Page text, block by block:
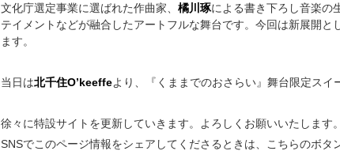
文化庁選定事業に選ばれた作曲家、 橘川琢による書き下ろし音楽の
テイメントなどが融合したアートフルな舞台です。今回は新展開と
ます。
当日は北千住O’keeffeより、『くままでのおさらい』舞台限定スイ
徐々に特設サイトを更新していきます。よろしくお願いいたします。
SNSでこのページ情報をシェアしてくださるときは、こちらのボタ